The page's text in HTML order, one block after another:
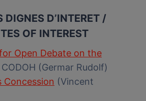
DIGNES D’INTERET /
OF INTEREST
Open Debate on the
CODOH (Germar Rudolf)
Concession (Vincent